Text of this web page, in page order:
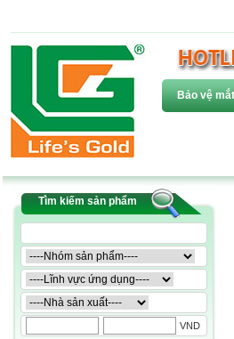
Bảo vệ mắt
Tìm kiếm sản phẩm
VND